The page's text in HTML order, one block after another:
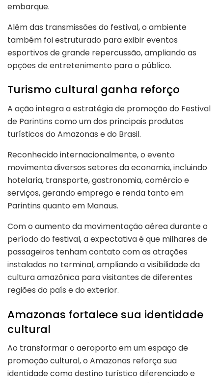
embarque.
Além das transmissões do festival, o ambiente
também foi estruturado para exibir eventos
esportivos de grande repercussão, ampliando as
opções de entretenimento para o público.
Turismo cultural ganha reforço
A ação integra a estratégia de promoção do Festival
de Parintins como um dos principais produtos
turísticos do Amazonas e do Brasil.
Reconhecido internacionalmente, o evento
movimenta diversos setores da economia, incluindo
hotelaria, transporte, gastronomia, comércio e
serviços, gerando emprego e renda tanto em
Parintins quanto em Manaus.
Com o aumento da movimentação aérea durante o
período do festival, a expectativa é que milhares de
passageiros tenham contato com as atrações
instaladas no terminal, ampliando a visibilidade da
cultura amazônica para visitantes de diferentes
regiões do país e do exterior.
Amazonas fortalece sua identidade
cultural
Ao transformar o aeroporto em um espaço de
promoção cultural, o Amazonas reforça sua
identidade como destino turístico diferenciado e